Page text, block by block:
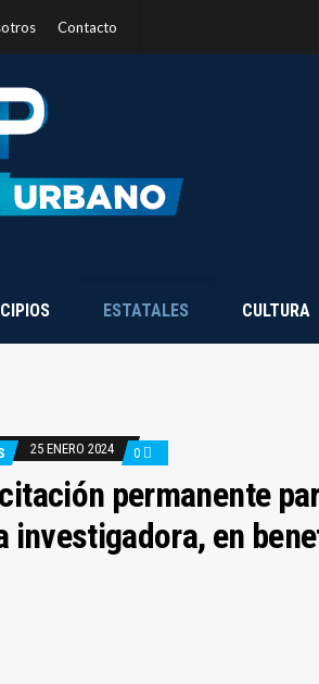
Contacto
ESTATALES CULTURA
25 ENERO 2024 0
permanente
investigadora, en